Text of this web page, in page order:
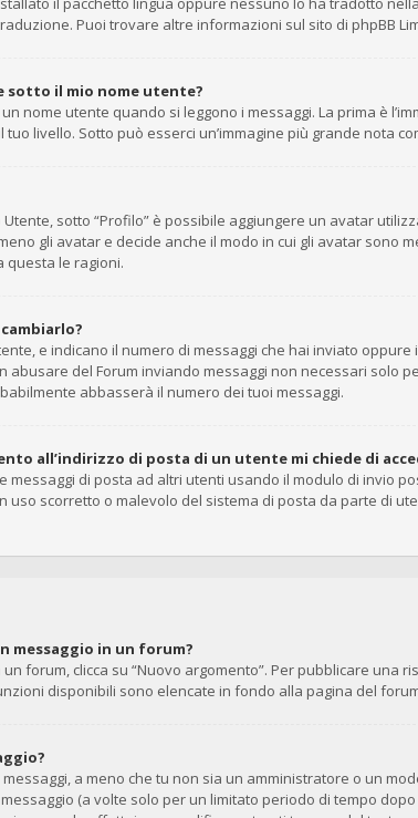
Puoi trovare altre informazioni sul sito di phpBB
sotto il mio nome utente?
nome utente quando si leggono i messaggi. La prima è
livello. Sotto può esserci un’immagine più grande nota
sotto “Profilo” è possibile aggiungere un avatar
gli avatar e decide anche il modo in cui gli avatar sono
questa le ragioni.
e indicano il numero di messaggi che hai inviato
abusare del Forum inviando messaggi non necessari solo
abbasserà il numero dei tuoi messaggi.
all’indirizzo di posta di un utente mi chiede di
messaggi di posta ad altri utenti usando il modulo di invio
uso scorretto o malevolo del sistema di posta da parte di
messaggio in un forum?
forum, clicca su “Nuovo argomento”. Per pubblicare una
disponibili sono elencate in fondo alla pagina del
a meno che tu non sia un amministratore o un
(a volte solo per un limitato periodo di tempo